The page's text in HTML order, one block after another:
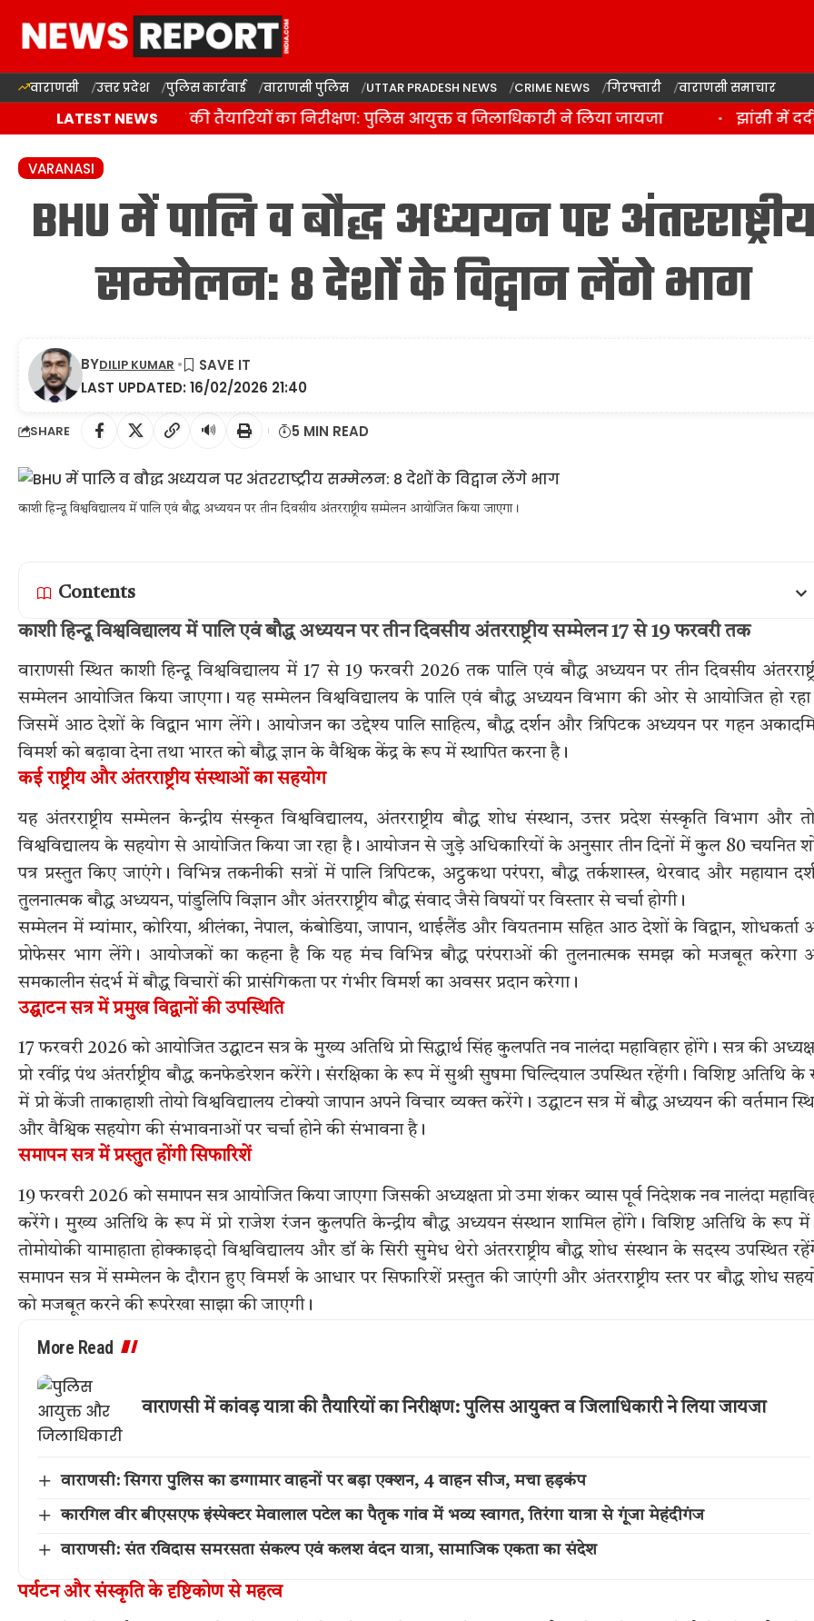
वाराणसी उत्तर प्रदेश पुलिस कार्रवाई वाराणसी पुलिस UTTAR PRADESH NEWS CRIME NEWS गिरफ्तारी वाराणसी समाचार
LATEST NEWS
में कांवड़ यात्रा की तैयारियों का निरीक्षण: पुलिस आयुक्त व जिलाधिकारी ने लिया जायजा झांसी में
VARANASI
BHU में पालि व बौद्ध अध्ययन पर
सम्मेलन: 8 देशों के विद्वान लेंगे भाग
LAST UPDATED: 16/02/2026 21:40
BYDILIP KUMAR
SHARE 🔊 5 MIN READ
काशी हिन्दू विश्वविद्यालय में पालि एवं बौद्ध अध्ययन पर तीन दिवसीय अंतरराष्ट्रीय सम्मेलन आयोजित किया जाएगा।
Contents
काशी हिन्दू विश्वविद्यालय में पालि एवं बौद्ध अध्ययन पर तीन दिवसीय अंतरराष्ट्रीय सम्मेलन 17 से 19 फरवरी तक
वाराणसी स्थित काशी हिन्दू विश्वविद्यालय में 17 से 19 फरवरी 2026 तक पालि एवं बौद्ध अध्ययन पर तीन दिवसीय
सम्मेलन आयोजित किया जाएगा। यह सम्मेलन विश्वविद्यालय के पालि एवं बौद्ध अध्ययन विभाग की ओर से आयोजित हो रहा
जिसमें आठ देशों के विद्वान भाग लेंगे। आयोजन का उद्देश्य पालि साहित्य, बौद्ध दर्शन और त्रिपिटक अध्ययन पर गहन
विमर्श को बढ़ावा देना तथा भारत को बौद्ध ज्ञान के वैश्विक केंद्र के रूप में स्थापित करना है।
कई राष्ट्रीय और अंतरराष्ट्रीय संस्थाओं का सहयोग
यह अंतरराष्ट्रीय सम्मेलन केन्द्रीय संस्कृत विश्वविद्यालय, अंतरराष्ट्रीय बौद्ध शोध संस्थान, उत्तर प्रदेश संस्कृति विभाग और
विश्वविद्यालय के सहयोग से आयोजित किया जा रहा है। आयोजन से जुड़े अधिकारियों के अनुसार तीन दिनों में कुल 80 चयनित
पत्र प्रस्तुत किए जाएंगे। विभिन्न तकनीकी सत्रों में पालि त्रिपिटक, अट्ठकथा परंपरा, बौद्ध तर्कशास्त्र, थेरवाद और महायान
तुलनात्मक बौद्ध अध्ययन, पांडुलिपि विज्ञान और अंतरराष्ट्रीय बौद्ध संवाद जैसे विषयों पर विस्तार से चर्चा होगी।
सम्मेलन में म्यांमार, कोरिया, श्रीलंका, नेपाल, कंबोडिया, जापान, थाईलैंड और वियतनाम सहित आठ देशों के विद्वान, शोधकर्ता
प्रोफेसर भाग लेंगे। आयोजकों का कहना है कि यह मंच विभिन्न बौद्ध परंपराओं की तुलनात्मक समझ को मजबूत करेगा
समकालीन संदर्भ में बौद्ध विचारों की प्रासंगिकता पर गंभीर विमर्श का अवसर प्रदान करेगा।
उद्घाटन सत्र में प्रमुख विद्वानों की उपस्थिति
17 फरवरी 2026 को आयोजित उद्घाटन सत्र के मुख्य अतिथि प्रो सिद्धार्थ सिंह कुलपति नव नालंदा महाविहार होंगे। सत्र की
प्रो रवींद्र पंथ अंतर्राष्ट्रीय बौद्ध कनफेडरेशन करेंगे। संरक्षिका के रूप में सुश्री सुषमा घिल्दियाल उपस्थित रहेंगी। विशिष्ट अतिथि के
में प्रो केंजी ताकाहाशी तोयो विश्वविद्यालय टोक्यो जापान अपने विचार व्यक्त करेंगे। उद्घाटन सत्र में बौद्ध अध्ययन की वर्तमान
और वैश्विक सहयोग की संभावनाओं पर चर्चा होने की संभावना है।
समापन सत्र में प्रस्तुत होंगी सिफारिशें
19 फरवरी 2026 को समापन सत्र आयोजित किया जाएगा जिसकी अध्यक्षता प्रो उमा शंकर व्यास पूर्व निदेशक नव नालंदा
करेंगे। मुख्य अतिथि के रूप में प्रो राजेश रंजन कुलपति केन्द्रीय बौद्ध अध्ययन संस्थान शामिल होंगे। विशिष्ट अतिथि के रूप में
तोमोयोकी यामाहाता होक्काइदो विश्वविद्यालय और डॉ के सिरी सुमेध थेरो अंतरराष्ट्रीय बौद्ध शोध संस्थान के सदस्य उपस्थित
समापन सत्र में सम्मेलन के दौरान हुए विमर्श के आधार पर सिफारिशें प्रस्तुत की जाएंगी और अंतरराष्ट्रीय स्तर पर बौद्ध शोध
को मजबूत करने की रूपरेखा साझा की जाएगी।
More Read
वाराणसी में कांवड़ यात्रा की तैयारियों का निरीक्षण: पुलिस आयुक्त व जिलाधिकारी ने लिया जायजा
वाराणसी: सिगरा पुलिस का डग्गामार वाहनों पर बड़ा एक्शन, 4 वाहन सीज, मचा हड़कंप
कारगिल वीर बीएसएफ इंस्पेक्टर मेवालाल पटेल का पैतृक गांव में भव्य स्वागत, तिरंगा यात्रा से गूंजा मेहंदीगंज
वाराणसी: संत रविदास समरसता संकल्प एवं कलश वंदन यात्रा, सामाजिक एकता का संदेश
पर्यटन और संस्कृति के दृष्टिकोण से महत्व